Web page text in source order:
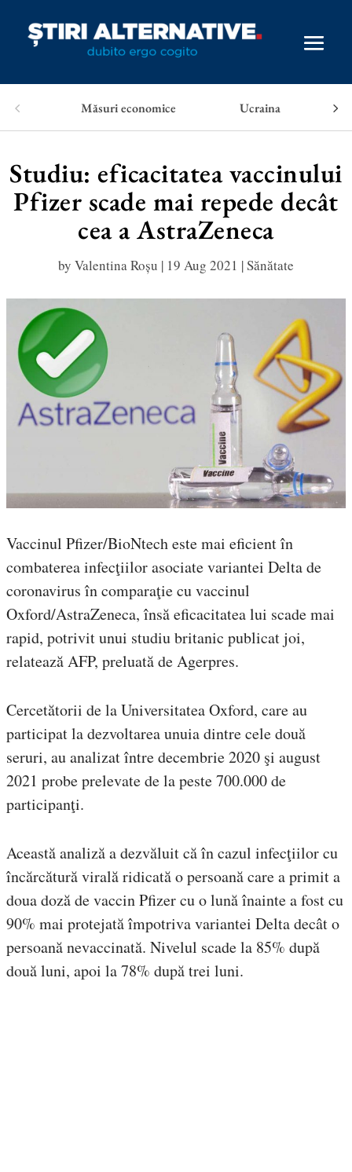
Măsuri economice Ucraina
Studiu: eficacitatea vaccinului
Pfizer scade mai repede decât
cea a AstraZeneca
by Valentina Roșu | 19 Aug 2021 |Sănătate
Vaccinul Pfizer/BioNtech este mai eficient în
combaterea infecţiilor asociate variantei Delta de
coronavirus în comparaţie cu vaccinul
Oxford/AstraZeneca, însă eficacitatea lui scade mai
rapid, potrivit unui studiu britanic publicat joi,
relatează AFP, preluată de Agerpres.
Cercetătorii de la Universitatea Oxford, care au
participat la dezvoltarea unuia dintre cele două
seruri, au analizat între decembrie 2020 şi august
2021 probe prelevate de la peste 700.000 de
participanţi.
Această analiză a dezvăluit că în cazul infecţiilor cu
încărcătură virală ridicată o persoană care a primit a
doua doză de vaccin Pfizer cu o lună înainte a fost cu
90% mai protejată împotriva variantei Delta decât o
persoană nevaccinată. Nivelul scade la 85% după
două luni, apoi la 78% după trei luni.